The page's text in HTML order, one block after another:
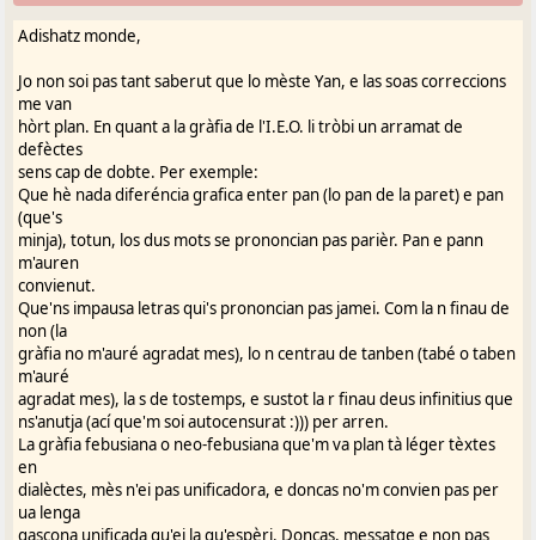
Adishatz monde,
Jo non soi pas tant saberut que lo mèste Yan, e las soas correccions
me van
hòrt plan. En quant a la gràfia de l'I.E.O. li tròbi un arramat de
defèctes
sens cap de dobte. Per exemple:
Que hè nada diferéncia grafica enter pan (lo pan de la paret) e pan
(que's
minja), totun, los dus mots se prononcian pas parièr. Pan e pann
m'auren
convienut.
Que'ns impausa letras qui's prononcian pas jamei. Com la n finau de
non (la
gràfia no m'auré agradat mes), lo n centrau de tanben (tabé o taben
m'auré
agradat mes), la s de tostemps, e sustot la r finau deus infinitius que
ns'anutja (ací que'm soi autocensurat :))) per arren.
La gràfia febusiana o neo-febusiana que'm va plan tà léger tèxtes
en
dialèctes, mès n'ei pas unificadora, e doncas no'm convien pas per
ua lenga
gascona unificada qu'ei la qu'espèri. Doncas, messatge e non pas